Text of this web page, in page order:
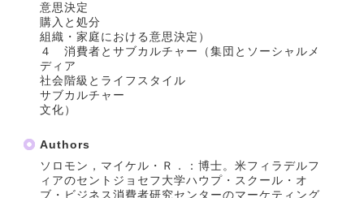
意思決定
購入と処分
組織・家庭における意思決定）
４ 消費者とサブカルチャー（集団とソーシャルメ
ディア
社会階級とライフスタイル
サブカルチャー
文化）
Authors
ソロモン，マイケル・Ｒ．：博士。米フィラデルフ
ィアのセントジョセフ大学ハウプ・スクール・オ
ブ・ビジネス消費者研究センターのマーケティング